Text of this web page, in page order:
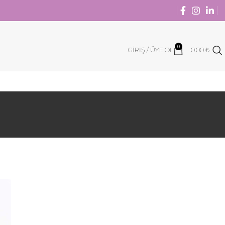
GIRIŞ / ÜYE OL 0 0.00₺